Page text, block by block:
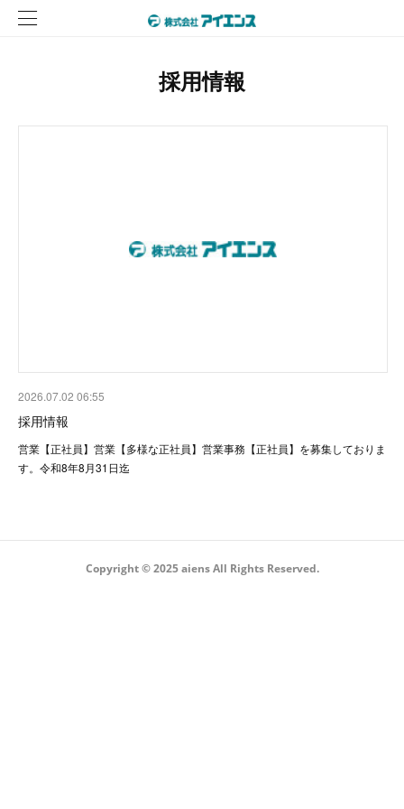
採用情報
2026.07.02 06:55
採用情報
営業【正社員】営業【多様な正社員】営業事務【正社員】を募集しておりま
す。令和8年8月31日迄
Copyright © 2025 aiens All Rights Reserved.